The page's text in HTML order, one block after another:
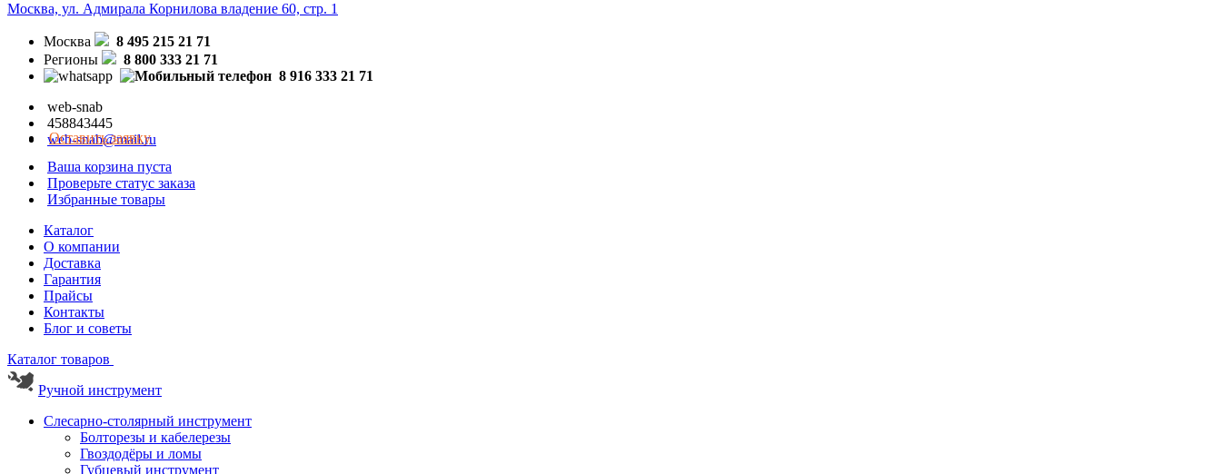
Москва, ул. Адмирала Корнилова владение 60, стр. 1
Москва
8 495 215 21 71
Регионы
8 800 333 21 71
8 916 333 21 71
web-snab
458843445
web-snab@mail.ru
Оставить заявку
Ваша корзина пуста
Проверьте статус заказа
Избранные товары
Каталог
О компании
Доставка
Гарантия
Прайсы
Контакты
Блог и советы
Каталог товаров
Ручной инструмент
Слесарно-столярный инструмент
Болторезы и кабелерезы
Гвоздодёры и ломы
Губцевый инструмент